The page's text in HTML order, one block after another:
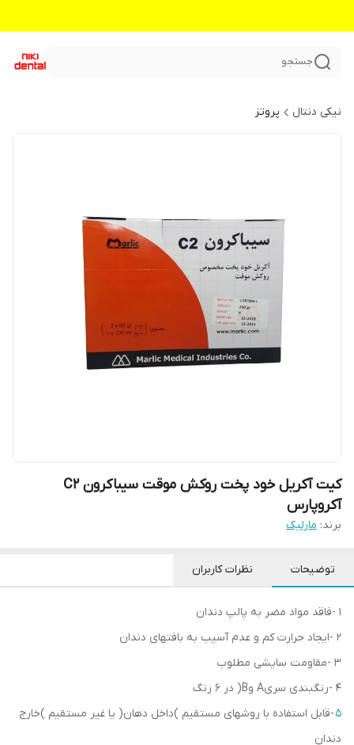
جستجو
نیکی دنتال پروتز
کیت آکریل خود پخت روکش موقت سیباکرون C2
آکروپارس
برند: مارلیک
توضیحات نظرات کاربران
1 -فاقد مواد مضر به پالپ دندان
2 -ایجاد حرارت کم و عدم آسیب به بافتهای دندان
3 -مقاومت سایشی مطلوب
4 -رنگبندی سریA وB( در 6 رنگ
5-قابل استفاده با روشهای مستقیم )داخل دهان( یا غیر مستقیم )خارج
دندان